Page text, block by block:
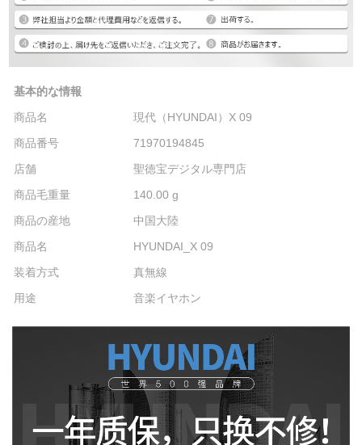
基本的な情報
商品名
現代（HYUNDAI）X 09
商品番号
71970194845
店舗
聖徳宝デジタル専門店
商品毛重量
140.00 g
商品の産地
中国大陸
商品名
HYUNDAI_X 09
装着方式
真無線
用途
音楽イヤホン